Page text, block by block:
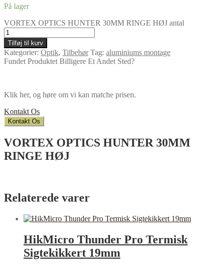
På lager
VORTEX OPTICS HUNTER 30MM RINGE HØJ antal
Tilføj til kurv
Kategorier: Optik, Tilbehør Tag: aluminiums montage
Fundet Produktet Billigere Et Andet Sted?
Klik her, og høre om vi kan matche prisen.
Kontakt Os
Kontakt Os
VORTEX OPTICS HUNTER 30MM
RINGE HØJ
Relaterede varer
HikMicro Thunder Pro Termisk
Sigtekikkert 19mm